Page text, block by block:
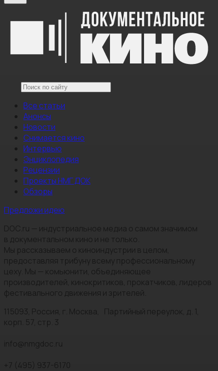
Все статьи
Анонсы
Новости
Снимается кино
Интервью
Энциклопедия
Рецензии
Проекты НМГ ДОК
Обзоры
Предложи идею
DOC.ru — индустриальное медиа о самом значимом
в документальном кино и не только.
Мы рассказываем о киноиндустрии в целом,
предоставляя трибуну всему профессиональному
цеху. Мы — комьюнити, объединяющее
производителей, кинокритиков, прокатчиков, лидеров
фестивального движения и зрителей.
115093, Россия, г. Москва, Партийный переулок, д. 1,
корп. 57, стр. 3
+7 (495) 937-6170